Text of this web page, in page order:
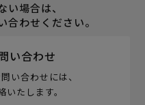
い場合は、
合わせください。
い合わせ
い合わせには、
たします。